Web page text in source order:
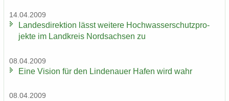
14.04.2009
Lan­des­di­rek­ti­on lässt wei­te­re Hoch­was­ser­schutz­pro­
jek­te im Land­kreis Nord­sach­sen zu
08.04.2009
Eine Vi­si­on für den Lin­de­nau­er Hafen wird wahr
08.04.2009